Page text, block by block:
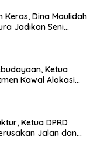
Keras, Dina Maulidah
Jadikan Seni
Ketua
Kawal Alokasi
Ketua DPRD
Jalan dan